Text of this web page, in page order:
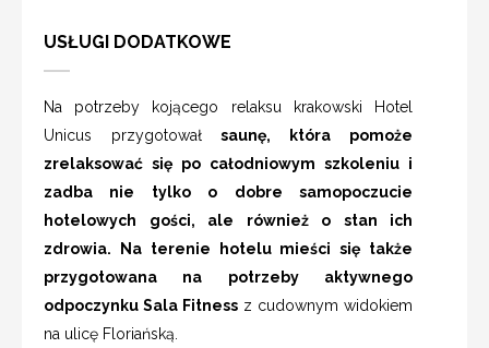
USŁUGI DODATKOWE
Na potrzeby kojącego relaksu krakowski Hotel
Unicus przygotował saunę, która pomoże
zrelaksować się po całodniowym szkoleniu i
zadba nie tylko o dobre samopoczucie
hotelowych gości, ale również o stan ich
zdrowia. Na terenie hotelu mieści się także
przygotowana na potrzeby aktywnego
odpoczynku Sala Fitness z cudownym widokiem
na ulicę Floriańską.